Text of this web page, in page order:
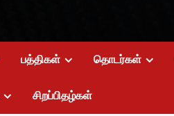
பத்திகள் தொடர்கள்
சிறப்பிதழ்கள்